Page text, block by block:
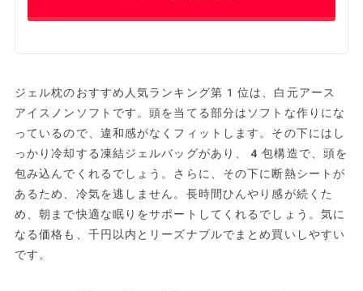
ジェル枕のおすすめ人気ランキング第1位は、白元アース
アイスノンソフトです。頭を当てる部分はソフトな作りにな
っているので、違和感がなくフィットします。その下にはし
っかり冷却する凍結ジェルバッグがあり、4包構造で、頭を
包み込んでくれるでしょう。さらに、その下に断熱シートが
あるため、冷気を逃しません。長時間ひんやり感が続くた
め、朝まで快適な眠りをサポートしてくれるでしょう。気に
なる価格も、千円以内とリーズナブルでまとめ買いしやすい
です。